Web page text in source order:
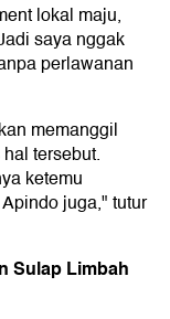
lokal maju,
saya nggak
perlawanan
memanggil
tersebut.
ketemu
juga," tutur
Sulap Limbah